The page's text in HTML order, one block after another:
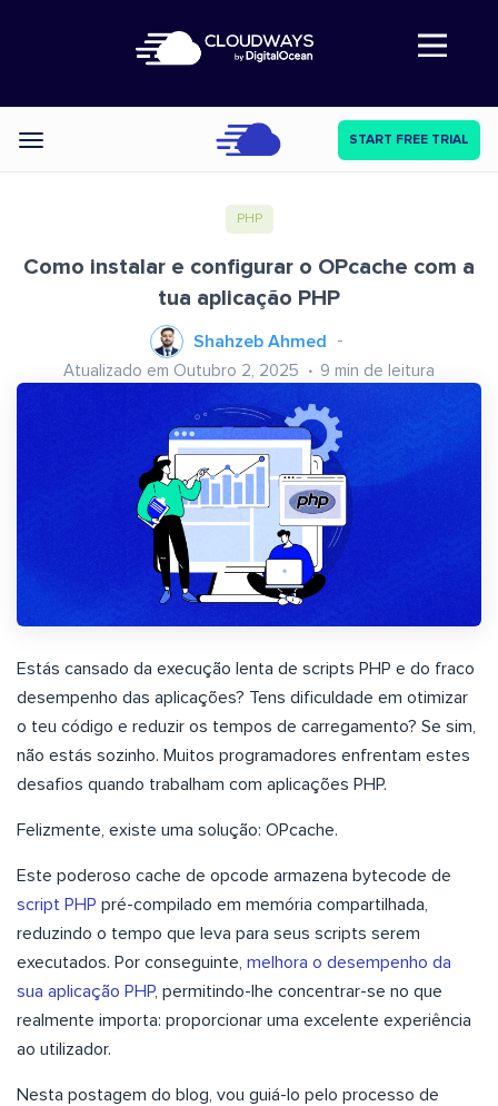
Abre a navegação
Categories START FREE TRIAL
PHP
Como instalar e configurar o OPcache com a
tua aplicação PHP
Shahzeb Ahmed
Atualizado em Outubro 2, 2025 9 min de leitura
Estás cansado da execução lenta de scripts PHP e do fraco
desempenho das aplicações? Tens dificuldade em otimizar
o teu código e reduzir os tempos de carregamento? Se sim,
não estás sozinho. Muitos programadores enfrentam estes
desafios quando trabalham com aplicações PHP.
Felizmente, existe uma solução: OPcache.
Este poderoso cache de opcode armazena bytecode de
script PHP pré-compilado em memória compartilhada,
reduzindo o tempo que leva para seus scripts serem
executados. Por conseguinte, melhora o desempenho da
sua aplicação PHP, permitindo-lhe concentrar-se no que
realmente importa: proporcionar uma excelente experiência
ao utilizador.
Nesta postagem do blog, vou guiá-lo pelo processo de